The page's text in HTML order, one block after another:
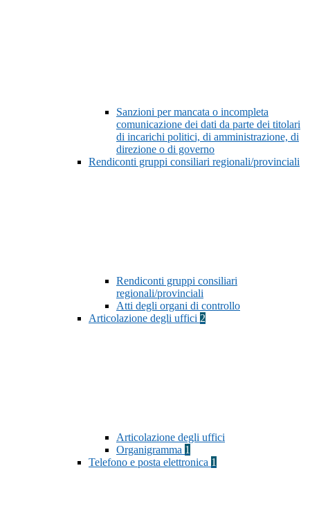
Sanzioni per mancata o incompleta
comunicazione dei dati da parte dei titolari
di incarichi politici, di amministrazione, di
direzione o di governo
Rendiconti gruppi consiliari regionali/provinciali
Rendiconti gruppi consiliari
regionali/provinciali
Atti degli organi di controllo
Articolazione degli uffici 2
Articolazione degli uffici
Organigramma 1
Telefono e posta elettronica 1